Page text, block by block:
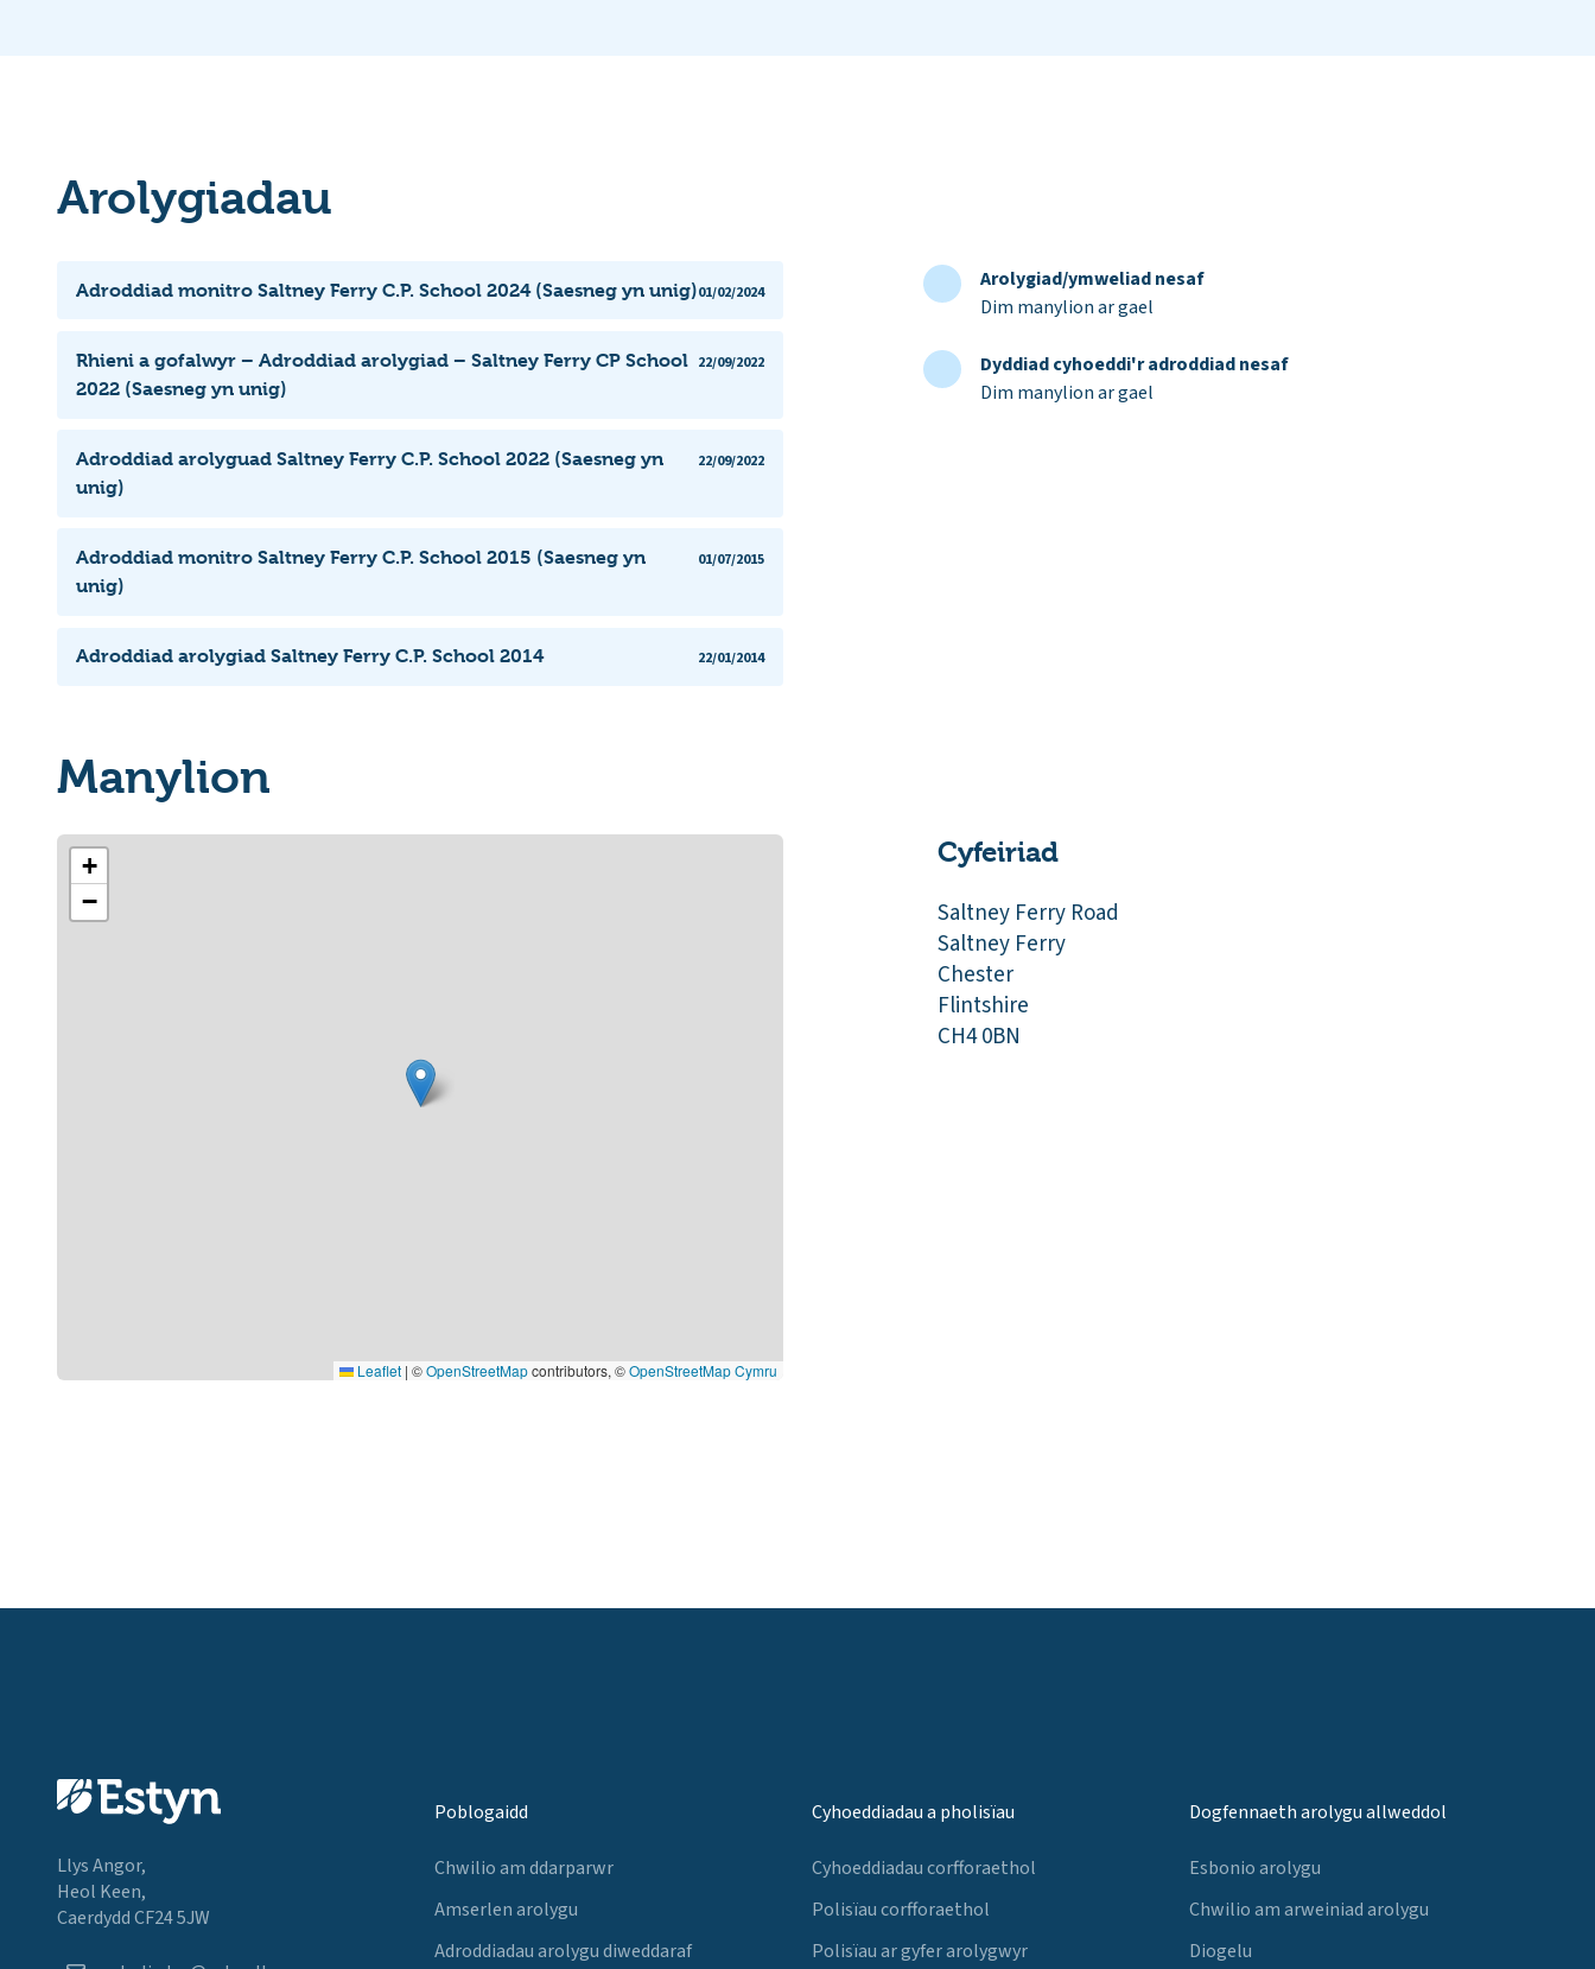
Arolygiadau
Adroddiad monitro Saltney Ferry C.P. School 2024 (Saesneg yn unig)01/02/2024
Rhieni a gofalwyr – Adroddiad arolygiad – Saltney Ferry CP School
2022 (Saesneg yn unig)
22/09/2022
Adroddiad arolyguad Saltney Ferry C.P. School 2022 (Saesneg yn
unig)
22/09/2022
Adroddiad monitro Saltney Ferry C.P. School 2015 (Saesneg yn
unig)
01/07/2015
Adroddiad arolygiad Saltney Ferry C.P. School 2014 22/01/2014
Arolygiad/ymweliad nesaf
Dim manylion ar gael
Dyddiad cyhoeddi'r adroddiad nesaf
Dim manylion ar gael
Manylion
+
−
Leaflet | ©OpenStreetMapcontributors, ©OpenStreetMap Cymru
Cyfeiriad
Saltney Ferry Road
Saltney Ferry
Chester
Flintshire
CH4 0BN
Llys Angor,
Heol Keen,
Caerdydd CF24 5JW
Poblogaidd
Chwilio am ddarparwr
Amserlen arolygu
Adroddiadau arolygu diweddaraf
Cyhoeddiadau a pholisïau
Cyhoeddiadau corfforaethol
Polisïau corfforaethol
Polisïau ar gyfer arolygwyr
Dogfennaeth arolygu allweddol
Esbonio arolygu
Chwilio am arweiniad arolygu
Diogelu